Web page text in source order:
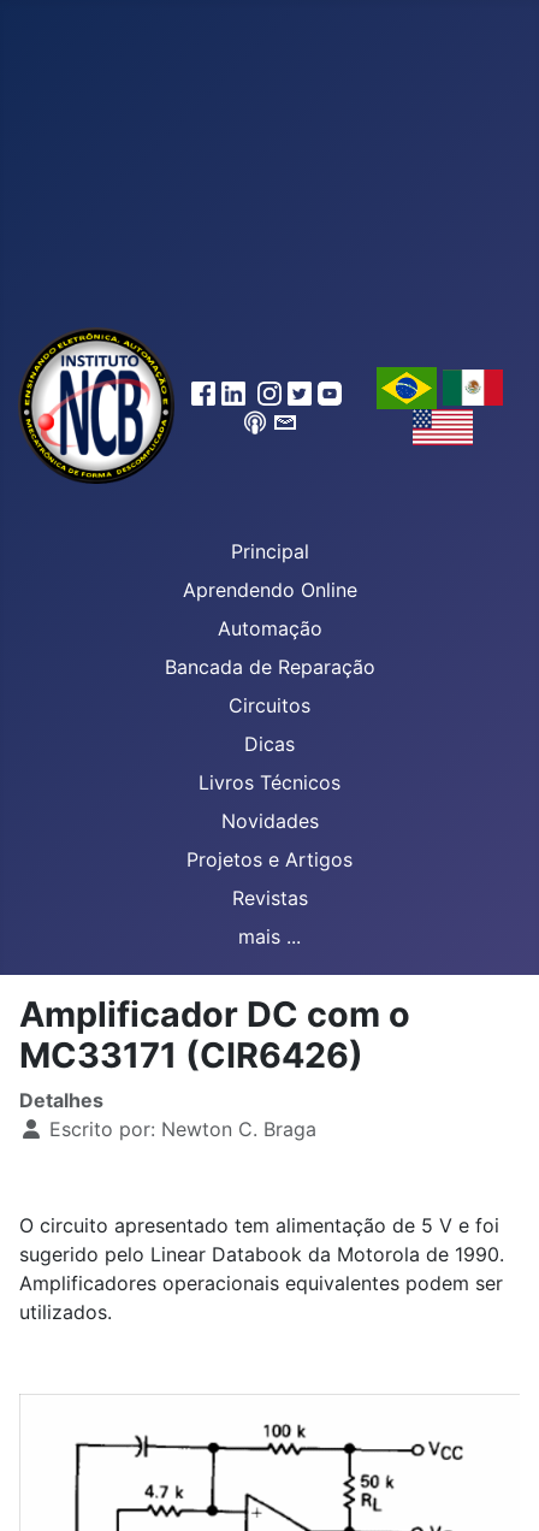
Principal
Aprendendo Online
Automação
Bancada de Reparação
Circuitos
Dicas
Livros Técnicos
Novidades
Projetos e Artigos
Revistas
mais ...
Amplificador DC com o
MC33171 (CIR6426)
Detalhes
Escrito por: Newton C. Braga
O circuito apresentado tem alimentação de 5 V e foi
sugerido pelo Linear Databook da Motorola de 1990.
Amplificadores operacionais equivalentes podem ser
utilizados.